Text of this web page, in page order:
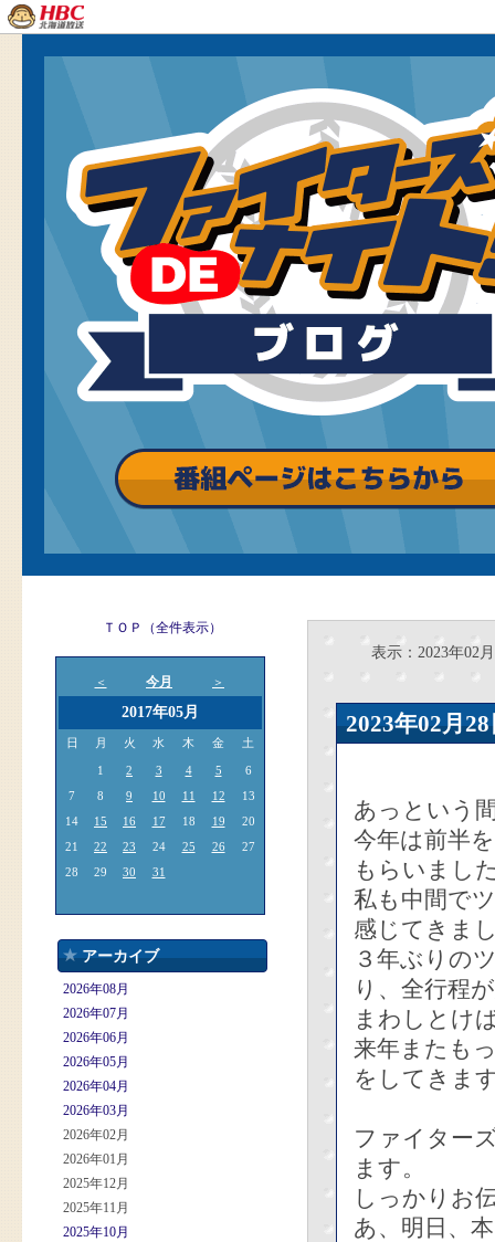
ＴＯＰ（全件表示）
＜ 今月 ＞
2017年05月
日 月 火 水 木 金 土
1 2 3 4 5
6
7
8 9 10 11 12
13
14
15 16 17 18 19
20
21
22 23 24 25 26
27
28
29 30 31
アーカイブ
2026年08月
2026年07月
2026年06月
2026年05月
2026年04月
2026年03月
2026年02月
2026年01月
2025年12月
2025年11月
2025年10月
表示：2023年02月
2023年02
あっという
今年は前半
もらいまし
私も中間で
感じてきま
３年ぶりの
り、全行程
まわしとけ
来年またも
をしてきま
ファイター
ます。
しっかりお
あ、明日、